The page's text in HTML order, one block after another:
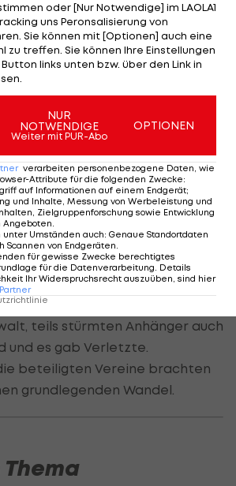
für den möglichen Abbruch
Unregelmäßigkeiten definiert. In
Schiedsrichter und Polizei
nach 30 Minuten entschieden
abgebrochen wird, was
Medien dann mitgeteilt wird.
des Aktionsplans waren die
sowie das Innen-, Justiz- und
beteiligt. Direkter Auslöser war
Partie Lyon gegen Marseille am
war Marseilles Dimitri Payet
am Kopf getroffen
gegangen. Seit August
bei Spielen der
teils stürmten Anhänger auch
und es gab Verletzte.
beteiligten Vereine brachten
grundlegenden Wandel.
oder [Nur Notwendige] im LAOLA1
uns Peronsalisierung von
Sie können mit [Optionen] auch eine
zu treffen. Sie können Ihre Einstellungen
links unten bzw. über den Link in
NUR
NOTWENDIGE
Weiter mit PUR-Abo
OPTIONEN
verarbeiten personenbezogene Daten, wie
Attribute für die folgenden Zwecke:
auf Informationen auf einem Endgerät;
und Inhalte, Messung von Werbeleistung und
Zielgruppenforschung sowie Entwicklung
Angeboten.
Umständen auch: Genaue Standortdaten
Scannen von Endgeräten.
für gewisse Zwecke berechtigtes
für die Datenverarbeitung. Details
Ihr Widerspruchsrecht auszuüben, sind hier
Partner